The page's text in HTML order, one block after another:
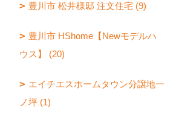
豊川市 松井様邸 注文住宅 (9)
豊川市 HShome【Newモデルハ
ウス】 (20)
エイチエスホームタウン分譲地一
ノ坪 (1)